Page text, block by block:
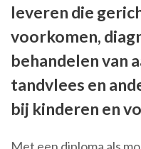
leveren die
voorkomen,
behandelen van
tandvlees en
bij kinderen en